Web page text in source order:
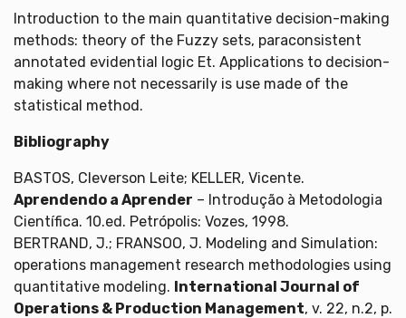
Introduction to the main quantitative decision-making
methods: theory of the Fuzzy sets, paraconsistent
annotated evidential logic Et. Applications to decision-
making where not necessarily is use made of the
statistical method.
Bibliography
BASTOS, Cleverson Leite; KELLER, Vicente.
Aprendendo a Aprender – Introdução à Metodologia
Científica. 10.ed. Petrópolis: Vozes, 1998.
BERTRAND, J.; FRANSOO, J. Modeling and Simulation:
operations management research methodologies using
quantitative modeling. International Journal of
Operations & Production Management, v. 22, n.2, p.